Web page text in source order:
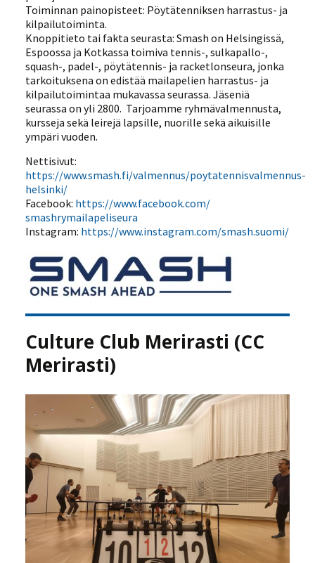
Toiminnan painopisteet: Pöytätenniksen harrastus- ja
kilpailutoiminta.
Knoppitieto tai fakta seurasta: Smash on Helsingissä,
Espoossa ja Kotkassa toimiva tennis-, sulkapallo-,
squash-, padel-, pöytätennis- ja racketlonseura, jonka
tarkoituksena on edistää mailapelien harrastus- ja
kilpailutoimintaa mukavassa seurassa. Jäseniä
seurassa on yli 2800. Tarjoamme ryhmävalmennusta,
kursseja sekä leirejä lapsille, nuorille sekä aikuisille
ympäri vuoden.
Nettisivut:
https://www.smash.fi/valmennus/poytatennisvalmennus-
helsinki/
Facebook: https://www.facebook.com/
smashrymailapeliseura
Instagram: https://www.instagram.com/smash.suomi/
Culture Club Merirasti (CC
Merirasti)